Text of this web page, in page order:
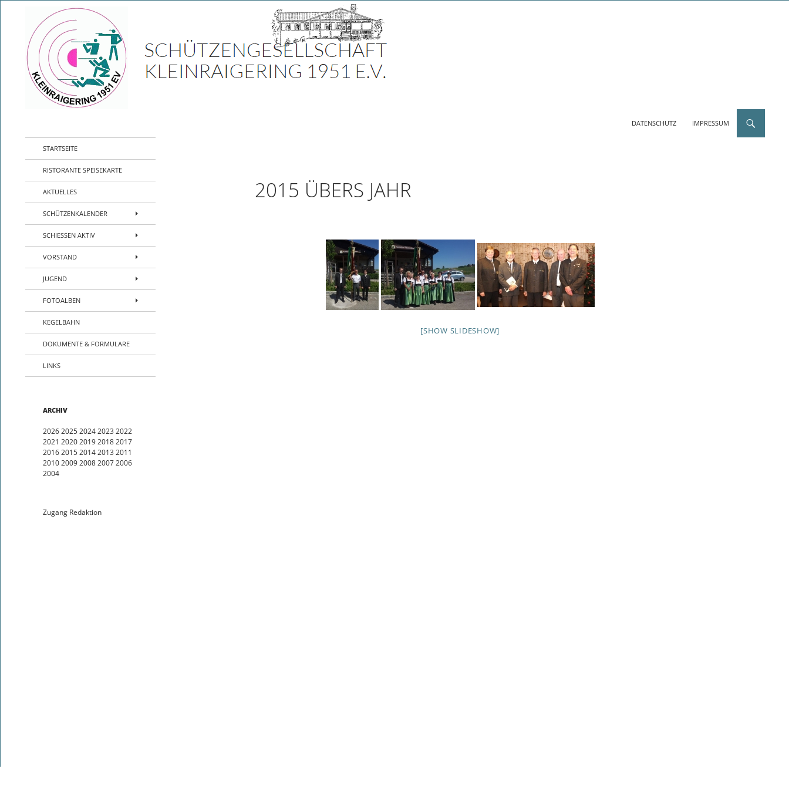
springen
DATENSCHUTZ IMPRESSUM
2015 ÜBERS JAHR
[SHOW SLIDESHOW]
Kleinraigering – Amberg –
STARTSEITE
RISTORANTE SPEISEKARTE
AKTUELLES
SCHÜTZENKALENDER
SCHIESSEN AKTIV
VORSTAND
JUGEND
FOTOALBEN
KEGELBAHN
DOKUMENTE & FORMULARE
LINKS
ARCHIV
2026 2025 2024 2023 2022
2021 2020 2019 2018 2017
2016 2015 2014 2013 2011
2010 2009 2008 2007 2006
2004
Zugang Redaktion